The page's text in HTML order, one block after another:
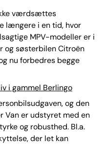
værdsættes
længere i en tid, hvor
MPV-modeller er i
og søsterbilen Citroën
nu forbedres begge
i gammel Berlingo
og den
Van er udstyret med en
og robusthed. Bl.a.
der let kan